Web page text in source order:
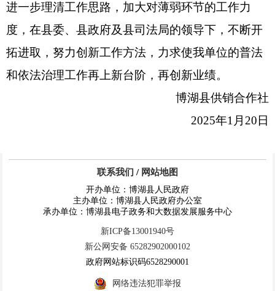
进一步理清工作思路，加大对薄弱环节的工作力
度，在县委、县政府及县司法局的领导下，不断开
拓进取，努力创新工作方法，力求使我单位的普法
和依法治理工作再上新台阶，再创新业绩。
博湖县供销合作社
2025年1 月 20 日
联系我们 / 网站地图
开办单位：博湖县人民政府
主办单位：博湖县人民政府办公室
承办单位：博湖县电子政务和大数据发展服务中心
新ICP备13001940号
新公网安备 65282902000102
政府网站标识码6528290001
网络违法犯罪举报